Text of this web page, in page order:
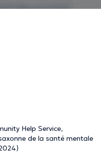
team, gebaseerd
Help Service,
de la santé mentale